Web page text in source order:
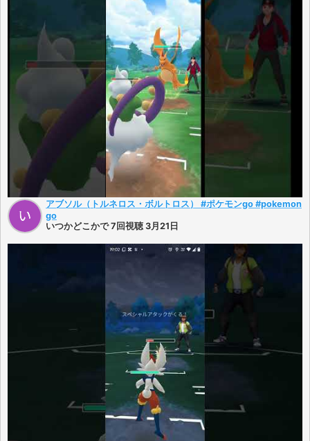
アブソル（トルネロス・ボルトロス） #ポケモンgo #pokemon
go
いつかどこかで 7回視聴 3月21日